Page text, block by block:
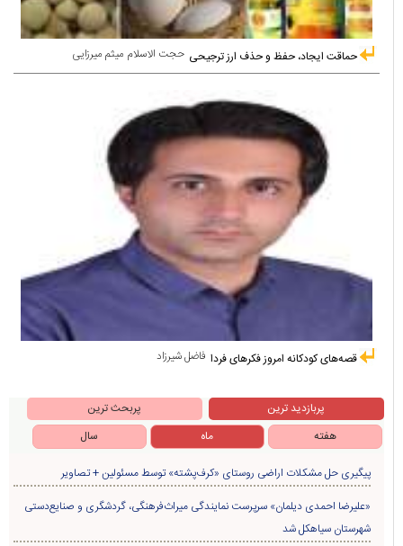
حجت الاسلام میثم میرزایی حماقت ایجاد، حفظ و حذف ارز ترجیحی
فاضل شیرزاد قصه‌های کودکانه امروز فکرهای فردا
پربازدید ترین
پربحث ترین
هفته
ماه سال
پیگیری حل مشکلات اراضی روستای «کرف‌پشته» توسط مسئولین + تصاویر
«علیرضا احمدی دیلمان» سرپرست نمایندگی میراث‌فرهنگی، گردشگری و صنایع‌دستی
شهرستان سیاهکل شد